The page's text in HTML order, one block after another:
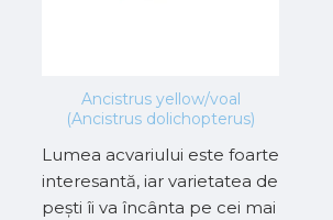
Ancistrus yellow/voal
(Ancistrus dolichopterus)
Lumea acvariului este foarte
interesantă, iar varietatea de
pești îi va încânta pe cei mai